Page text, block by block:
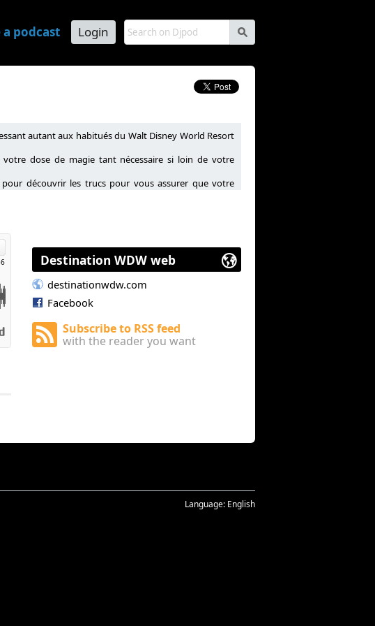
s
a podcast Login
autant aux habitués du Walt Disney World Resort
dose de magie tant nécessaire si loin de votre
découvrir les trucs pour vous assurer que votre
spectacles, restaurants et hôtels du WDW Resort.
Destination WDW web
destinationwdw.com
Facebook
Subscribe to RSS feed
with the reader you want
Language: English